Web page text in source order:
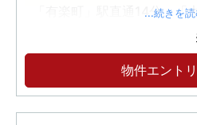
「有楽町」駅直通14分、「
...続きを読
物件エント